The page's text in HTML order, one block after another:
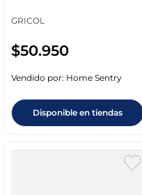
GRICOL
$50.950
Vendido por: Home Sentry
Disponible en tiendas